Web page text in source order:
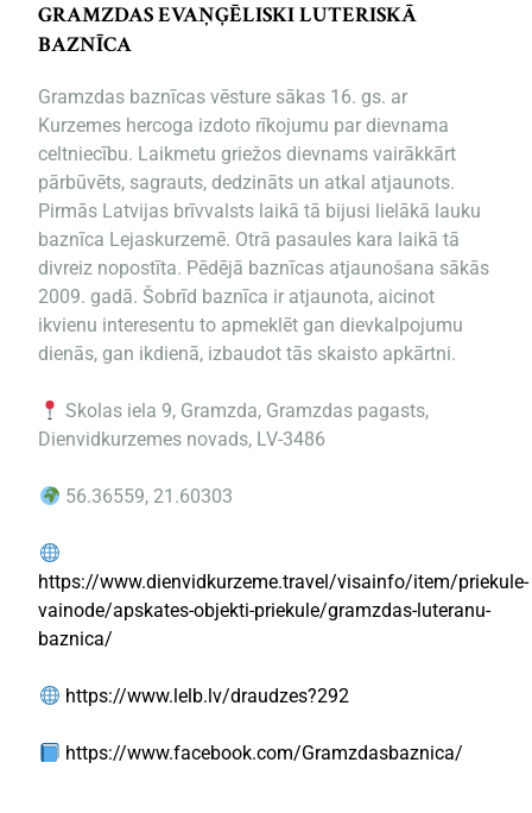
GRAMZDAS EVAŅĢĒLISKI LUTERISKĀ
BAZNĪCA
Gramzdas baznīcas vēsture sākas 16. gs. ar
Kurzemes hercoga izdoto rīkojumu par dievnama
celtniecību. Laikmetu griežos dievnams vairākkārt
pārbūvēts, sagrauts, dedzināts un atkal atjaunots.
Pirmās Latvijas brīvvalsts laikā tā bijusi lielākā lauku
baznīca Lejaskurzemē. Otrā pasaules kara laikā tā
divreiz nopostīta. Pēdējā baznīcas atjaunošana sākās
2009. gadā. Šobrīd baznīca ir atjaunota, aicinot
ikvienu interesentu to apmeklēt gan dievkalpojumu
dienās, gan ikdienā, izbaudot tās skaisto apkārtni.
Skolas iela 9, Gramzda, Gramzdas pagasts,
Dienvidkurzemes novads, LV-3486
56.36559, 21.60303
https://www.dienvidkurzeme.travel/visainfo/item/priekule-
vainode/apskates-objekti-priekule/gramzdas-luteranu-
baznica/
https://www.lelb.lv/draudzes?292
https://www.facebook.com/Gramzdasbaznica/